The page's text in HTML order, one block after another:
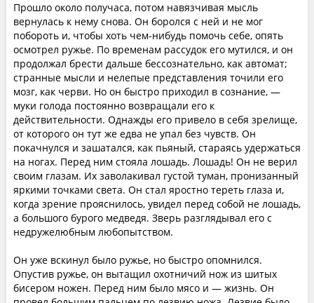
Прошло около получаса, потом навязчивая мысль
вернулась к нему снова. Он боролся с ней и не мог
побороть и, чтобы хоть чем-нибудь помочь себе, опять
осмотрел ружье. По временам рассудок его мутился, и он
продолжал брести дальше бессознательно, как автомат;
странные мысли и нелепые представления точили его
мозг, как черви. Но он быстро приходил в сознание, —
муки голода постоянно возвращали его к
действительности. Однажды его привело в себя зрелище,
от которого он тут же едва не упал без чувств. Он
покачнулся и зашатался, как пьяный, стараясь удержаться
на ногах. Перед ним стояла лошадь. Лошадь! Он не верил
своим глазам. Их заволакивал густой туман, пронизанный
яркими точками света. Он стал яростно тереть глаза и,
когда зрение прояснилось, увидел перед собой не лошадь,
а большого бурого медведя. Зверь разглядывал его с
недружелюбным любопытством.
Он уже вскинул было ружье, но быстро опомнился.
Опустив ружье, он вытащил охотничий нож из шитых
бисером ножен. Перед ним было мясо и — жизнь. Он